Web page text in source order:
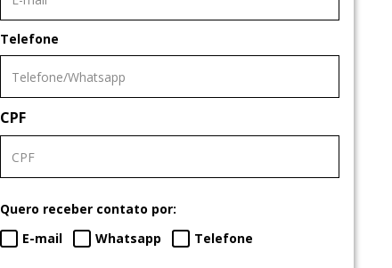
Telefone
CPF
Quero receber contato por:
E-mail
Whatsapp Telefone